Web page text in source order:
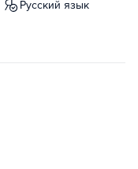
русский язык